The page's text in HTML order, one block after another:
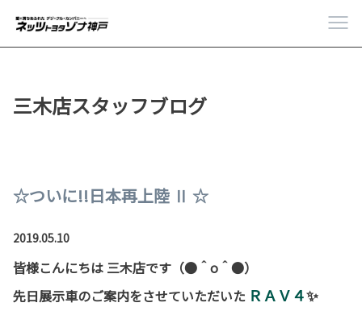
三木店スタッフブログ
☆ついに!!日本再上陸 Ⅱ ☆
2019.05.10
皆様こんにちは 三木店です（●＾o＾●）
先日展示車のご案内をさせていただいた ＲＡＶ４✨